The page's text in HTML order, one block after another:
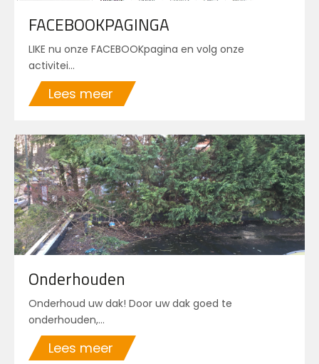
FACEBOOKPAGINGA
LIKE nu onze FACEBOOKpagina en volg onze
activitei...
Lees meer
Onderhouden
Onderhoud uw dak! Door uw dak goed te
onderhouden,...
Lees meer